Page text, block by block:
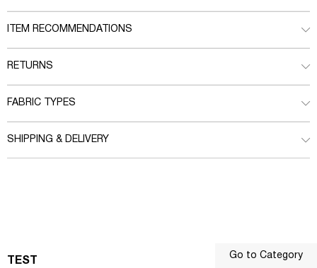
ITEM RECOMMENDATIONS
RETURNS
FABRIC TYPES
SHIPPING & DELIVERY
TEST
Go to Category